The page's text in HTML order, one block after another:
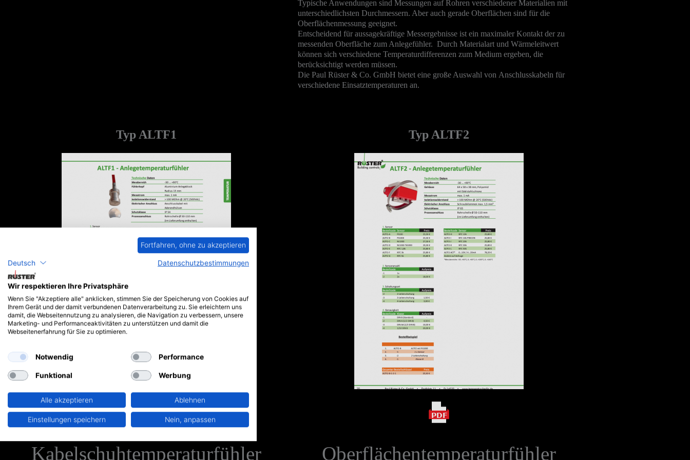
Typische Anwendungen sind Messungen auf Rohren verschiedener Materialien mit
unterschiedlichsten Durchmessern. Aber auch gerade Oberflächen sind für die
Oberflächenmessung geeignet.
Entscheidend für aussagekräftige Messergebnisse ist ein maximaler Kontakt der zu
messenden Oberfläche zum Anlegefühler. Durch Materialart und Wärmeleitwert
können sich verschiedene Temperaturdifferenzen zum Medium ergeben, die
berücksichtigt werden müssen.
Die Paul Rüster & Co. GmbH bietet eine große Auswahl von Anschlusskabeln für
verschiedene Einsatztemperaturen an.
Typ ALTF1 Typ ALTF2
PDF
Kabelschuhtemperaturfühler Oberflächentemperaturfühler
Fortfahren, ohne zu akzeptieren
Deutsch Datenschutzbestimmungen
Wir respektieren Ihre Privatsphäre
Wenn Sie "Akzeptiere alle" anklicken, stimmen Sie der Speicherung von Cookies auf
Ihrem Gerät und der damit verbundenen Datenverarbeitung zu. Sie erleichtern uns
damit, die Webseitennutzung zu analysieren, die Navigation zu verbessern, unsere
Marketing- und Performanceaktivitäten zu unterstützen und damit die
Webseitenerfahrung für Sie zu optimieren.
Notwendig Performance
Funktional Werbung
Alle akzeptieren Ablehnen
Einstellungen speichern Nein, anpassen